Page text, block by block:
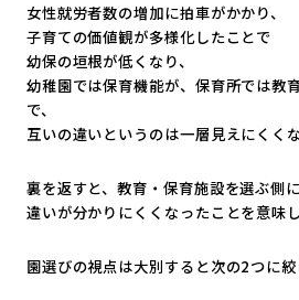
女性就労者数の増加に拍車がかかり、
子育ての価値観が多様化したことで
幼保の垣根が低くなり、
幼稚園では保育機能が、保育所では教
で、
互いの違いというのは一層見えにくく
裏を返すと、教育・保育施設を選ぶ側
違いが分かりにくくなったことを意味し
園選びの視点は大別すると次の2つに絞